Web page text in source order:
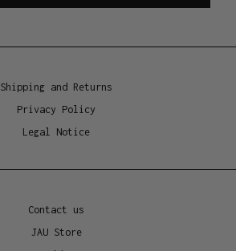
Shipping and Returns
Privacy Policy
Legal Notice
Contact us
JAU Store